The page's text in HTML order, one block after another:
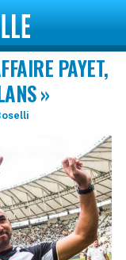
PAYET,
»